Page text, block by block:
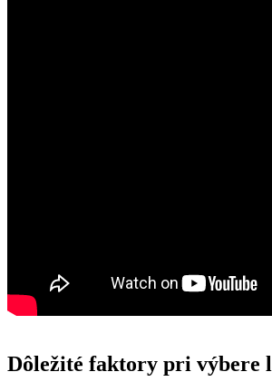
Dôležité faktory pri výbere